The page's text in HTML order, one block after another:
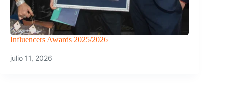
Influencers Awards 2025/2026
julio 11, 2026